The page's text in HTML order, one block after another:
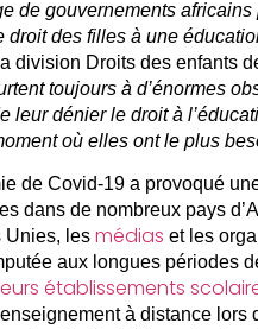
de gouvernements
droit des filles à une
division Droits des enfants
toujours à d’énormes
leur dénier le droit à
où elles ont le plus
de Covid-19 a provoqué
dans de nombreux pays
Unies, les médias et les
aux longues périodes
établissements
à distance lors